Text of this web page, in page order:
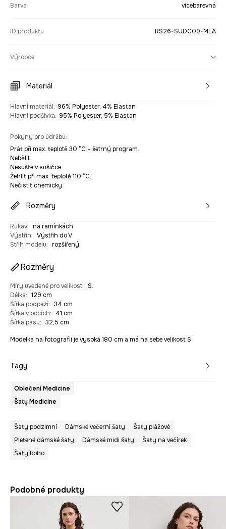
Barva vícebarevná
ID produktu RS26-SUDC09-MLA
Výrobce
Materiál
Hlavní materiál: 96% Polyester, 4% Elastan
Hlavní podšívka: 95% Polyester, 5% Elastan
Pokyny pro údržbu:
Prát při max. teplotě 30 °C – šetrný program.
Nebělit.
Nesušte v sušičce.
Žehlit při max. teplotě 110 °C.
Nečistit chemicky.
Rozměry
Rukáv: na ramínkách
Výstřih: Výstřih do V
Střih modelu: rozšířený
Rozměry
Míry uvedené pro velikost: S.
Délka: 129 cm
Šířka podpaží: 34 cm
Šířka v bocích:
41 cm
Šířka pasu: 32,5 cm
Modelka na fotografii je vysoká 180 cm a má na sebe velikost S
Tagy
Oblečení Medicine
Šaty Medicine
Šaty podzimní Dámské večerní šaty
Šaty plážové
Pletené dámské šaty
Dámské midi šaty
Šaty na večírek
Šaty boho
Podobné produkty